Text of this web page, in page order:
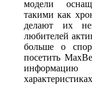
модели
такими как
делают их
любителей
больше о
посетить